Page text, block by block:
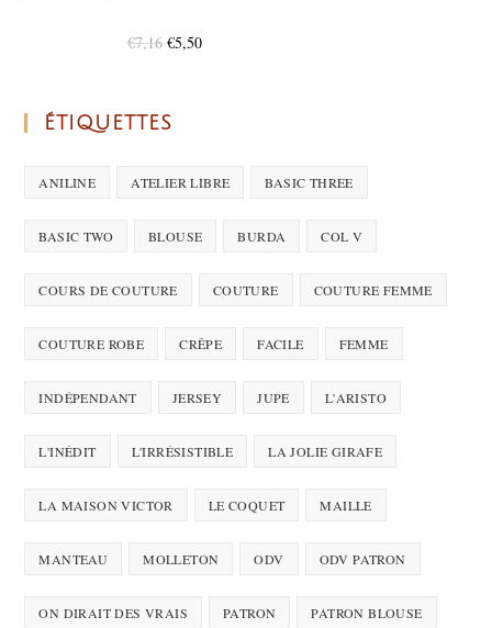
€7,16 €5,50
ÉTIQUETTES
ANILINE ATELIER LIBRE BASIC THREE
BASIC TWO BLOUSE BURDA COL V
COURS DE COUTURE COUTURE COUTURE FEMME
COUTURE ROBE CRÊPE FACILE FEMME
INDÉPENDANT JERSEY JUPE L'ARISTO
L'INÉDIT L'IRRÉSISTIBLE LA JOLIE GIRAFE
LA MAISON VICTOR LE COQUET MAILLE
MANTEAU MOLLETON ODV ODV PATRON
ON DIRAIT DES VRAIS PATRON PATRON BLOUSE